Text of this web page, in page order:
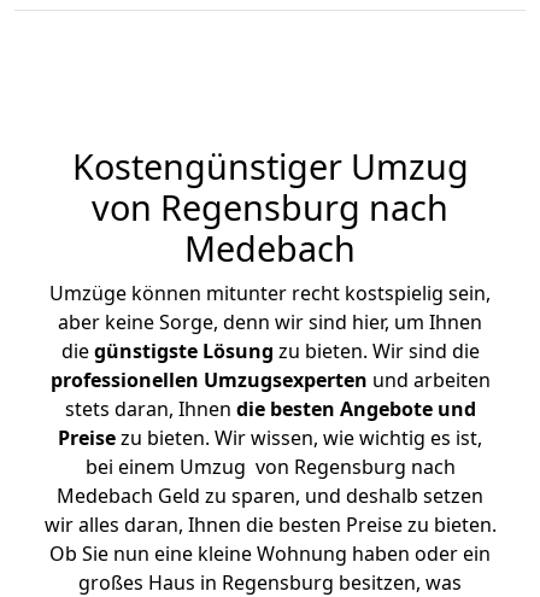
Kostengünstiger Umzug
von Regensburg nach
Medebach
Umzüge können mitunter recht kostspielig sein,
aber keine Sorge, denn wir sind hier, um Ihnen
diegünstigste Lösung zu bieten. Wir sind die
professionellen Umzugsexperten und arbeiten
stets daran, Ihnen die besten Angebote und
Preisezu bieten. Wir wissen, wie wichtig es ist,
bei einem Umzug von Regensburg nach
Medebach Geld zu sparen, und deshalb setzen
wir alles daran, Ihnen die besten Preise zu bieten.
Ob Sie nun eine kleine Wohnung haben oder ein
großes Haus in Regensburg besitzen, was